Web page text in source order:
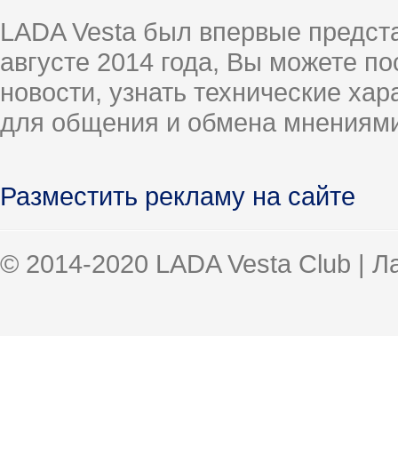
LADA Vesta был впервые
августе 2014 года, Вы можете
новости, узнать технические
для общения и обмена
Разместить рекламу на сайте
© 2014-2020 LADA Vesta Club |